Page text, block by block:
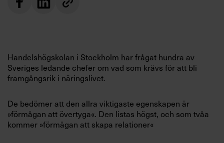
Annonsera
Villkor och policy för
personuppgiftsbehandling
efter:
Handelshögskolan i Stockholm har frågat hundra av
Sveriges ledande chefer om vad som krävs för att bli
framgångsrik i näringslivet.
De bedömer att den allra viktigaste egenskapen är
»förmågan att övertyga«. Den listas högst, och som tvåa
kommer »förmågan att skapa relationer«